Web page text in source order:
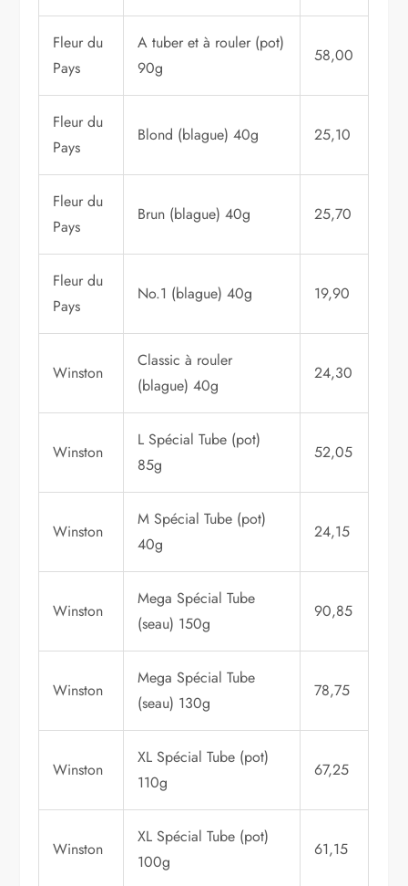
Fleur du
Pays
A tuber et à rouler (pot)
90g
58,00
Fleur du
Pays
Blond (blague) 40g 25,10
Fleur du
Pays
Brun (blague) 40g 25,70
Fleur du
Pays
No.1 (blague) 40g 19,90
Winston
Classic à rouler
(blague) 40g
24,30
Winston
L Spécial Tube (pot)
85g
52,05
Winston
M Spécial Tube (pot)
40g
24,15
Winston
Mega Spécial Tube
(seau) 150g
90,85
Winston
Mega Spécial Tube
(seau) 130g
78,75
Winston
XL Spécial Tube (pot)
110g
67,25
Winston
XL Spécial Tube (pot)
100g
61,15